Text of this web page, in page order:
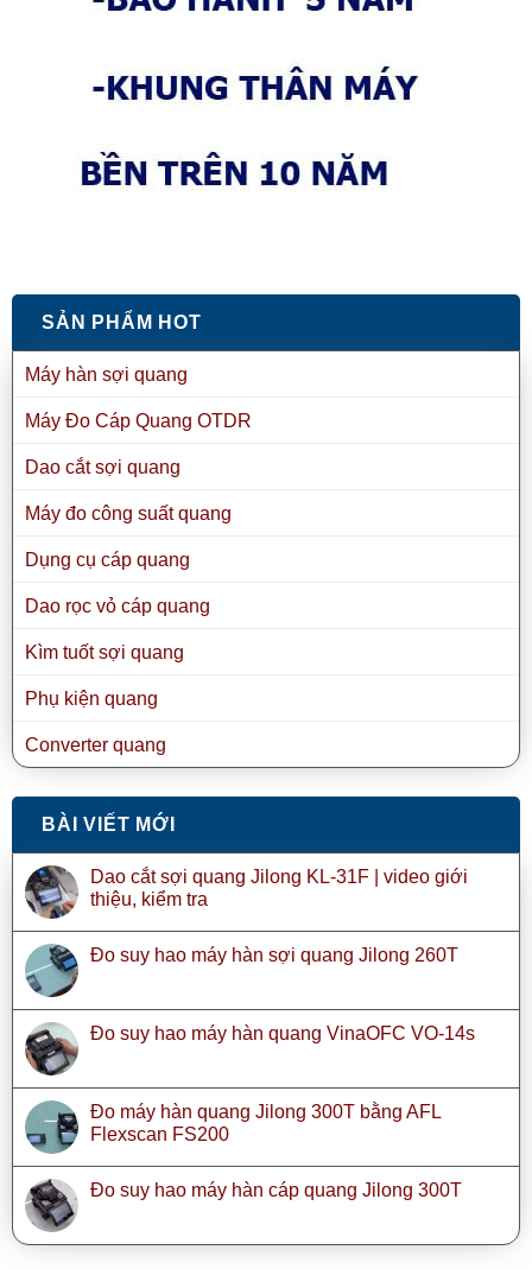
SẢN PHẨM HOT
Máy hàn sợi quang
Máy Đo Cáp Quang OTDR
Dao cắt sợi quang
Máy đo công suất quang
Dụng cụ cáp quang
Dao rọc vỏ cáp quang
Kìm tuốt sợi quang
Phụ kiện quang
Converter quang
BÀI VIẾT MỚI
Dao cắt sợi quang Jilong KL-31F | video giới
thiệu, kiểm tra
Đo suy hao máy hàn sợi quang Jilong 260T
Đo suy hao máy hàn quang VinaOFC VO-14s
Đo máy hàn quang Jilong 300T bằng AFL
Flexscan FS200
Đo suy hao máy hàn cáp quang Jilong 300T